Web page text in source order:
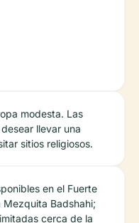
modesta. Las
llevar una
sitios religiosos.
en el Fuerte
Mezquita Badshahi;
cerca de la